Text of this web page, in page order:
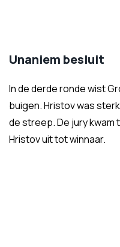
Unaniem besluit
In de derde ronde wist
buigen. Hristov was
de streep. De jury kwam
Hristov uit tot winnaar.